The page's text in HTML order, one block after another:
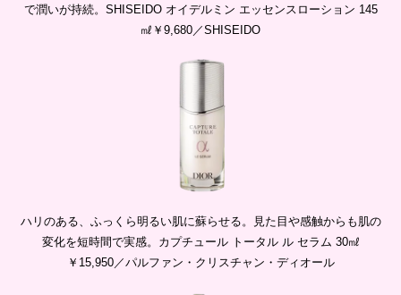
で潤いが持続。SHISEIDO オイデルミン エッセンスローション 145
㎖￥9,680／SHISEIDO
ハリのある、ふっくら明るい肌に蘇らせる。見た目や感触からも肌の
変化を短時間で実感。カプチュール トータル ル セラム 30㎖
￥15,950／パルファン・クリスチャン・ディオール